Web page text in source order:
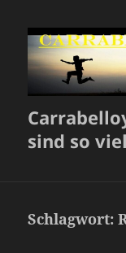
sind so
Schlagwort: